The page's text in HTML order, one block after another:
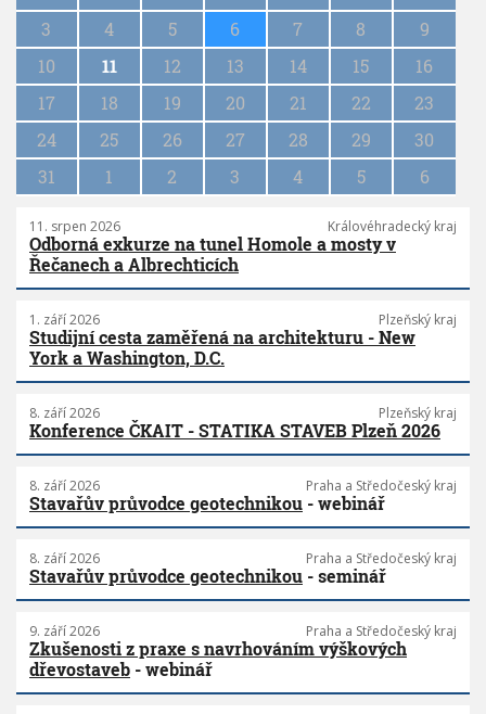
a
i
o
3
4 5 6 7 8
9
10
11 12 13 14 15
16
17
18 19 20 21 22
23
24
25 26 27 28 29
30
31
1 2 3 4 5 6
11. srpen 2026 Královéhradecký kraj
Odborná exkurze na tunel Homole a mosty v
Řečanech a Albrechticích
1. září 2026 Plzeňský kraj
Studijní cesta zaměřená na architekturu - New
York a Washington, D.C.
8. září 2026 Plzeňský kraj
Konference ČKAIT - STATIKA STAVEB Plzeň 2026
8. září 2026 Praha a Středočeský kraj
Stavařův průvodce geotechnikou - webinář
8. září 2026 Praha a Středočeský kraj
Stavařův průvodce geotechnikou - seminář
9. září 2026 Praha a Středočeský kraj
Zkušenosti z praxe s navrhováním výškových
dřevostaveb - webinář